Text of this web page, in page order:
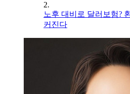
2.
노후 대비로 달러보험?
커진다